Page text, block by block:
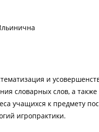
и
словарных слов, а также
учащихся к предмету
игропрактики.